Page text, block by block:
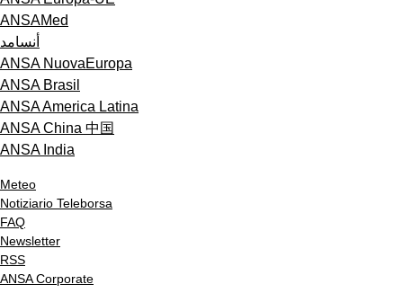
ANSAMed
أنسامد
ANSA NuovaEuropa
ANSA Brasil
ANSA America Latina
ANSA China 中国
ANSA India
Meteo
Notiziario Teleborsa
FAQ
Newsletter
RSS
ANSA Corporate